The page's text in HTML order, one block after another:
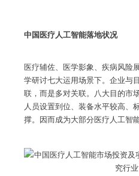
中国医疗人工智能落地状况
医疗辅佐、医学影象、疾病风险
学研讨七大运用场景下。企业与
联，而是多对关联。八大目的市
人员设置到位、装备水平较高、
撑。因而成为大部分医疗人工智